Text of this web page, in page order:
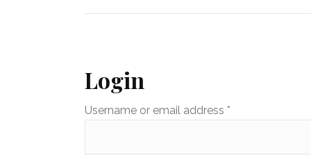
Login
Username or email address *